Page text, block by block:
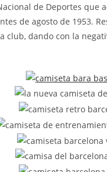
de Deportes que
de agosto de 1953.
club, dando con la